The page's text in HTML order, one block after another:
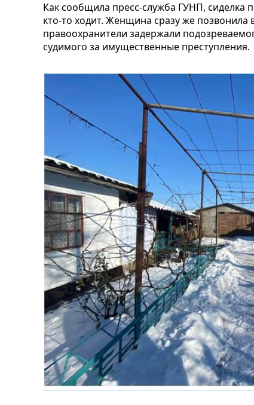
Как сообщила пресс-служба ГУНП, сиделка
кто-то ходит. Женщина сразу же
правоохранители задержали
судимого за имущественные преступления.